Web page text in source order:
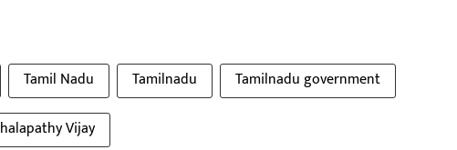
Tamil Nadu Tamilnadu
Tamilnadu government
Vijay